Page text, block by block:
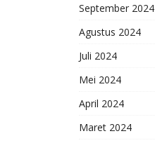
September 2024
Agustus 2024
Juli 2024
Mei 2024
April 2024
Maret 2024